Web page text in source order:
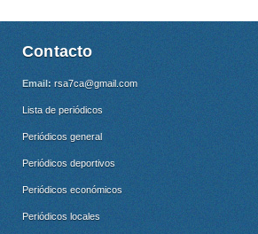
Contacto
Email: rsa7ca@gmail.com
Lista de periódicos
Periódicos general
Periódicos deportivos
Periódicos económicos
Periódicos locales